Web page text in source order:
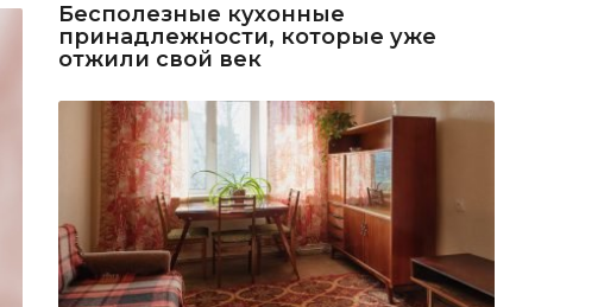
Бесполезные кухонные
принадлежности, которые уже
отжили свой век